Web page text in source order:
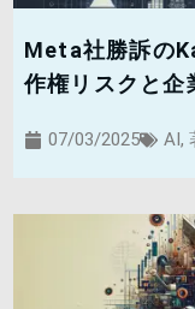
Meta社勝訴の
作権リスクと企
07/03/2025 AI,